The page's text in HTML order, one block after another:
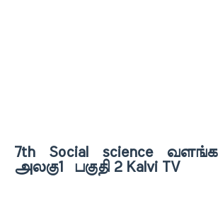
7th Social science
அலகு1 பகுதி 2 Kalvi TV